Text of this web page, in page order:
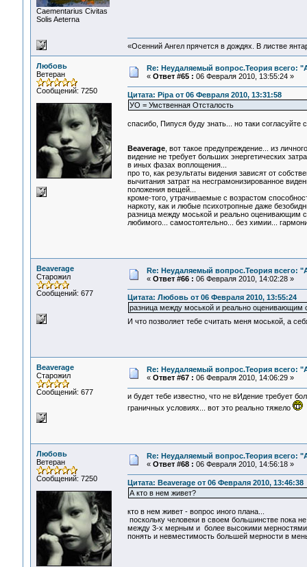
Сaementarius Civitas
Solis Aeterna
«Осенний Ангел прячется в дождях. В листве
Любовь
Ветеран
Сообщений: 7250
Re: Неудаляемый вопрос.Теория всего:
« Ответ #65 : 06 Февраля 2010, 13:55:24 »
Цитата: Pipa от 06 Февраля 2010, 13:31:58
УО = Умственная Отсталость
спасибо, Пипуся буду знать... но таки согласуйте
Beaverage, вот такое предупреждение... из
видение не требует больших энергетических
в иных фазах воплощения...
про то, как результаты видения зависят от
вычитания затрат на несграмонизированное
положения вещей...
кроме-того, утрачиваемые с возрастом
наркоту, как и любые психотропные даже
разница между моськой и реально оценивающим
любимого... самостоятельно... без химии...
Beaverage
Старожил
Сообщений: 677
Re: Неудаляемый вопрос.Теория всего:
« Ответ #66 : 06 Февраля 2010, 14:02:28 »
Цитата: Любовь от 06 Февраля 2010, 13:55:24
разница между моськой и реально оценивающим
И что позволяет тебе считать меня моськой, а
Beaverage
Старожил
Сообщений: 677
Re: Неудаляемый вопрос.Теория всего:
« Ответ #67 : 06 Февраля 2010, 14:06:29 »
и будет тебе известно, что не вИдение требует
граничных условиях... вот это реально тяжело
Любовь
Ветеран
Сообщений: 7250
Re: Неудаляемый вопрос.Теория всего:
« Ответ #68 : 06 Февраля 2010, 14:56:18 »
Цитата: Beaverage от 06 Февраля 2010, 13:46:38
А кто в нем живет?
кто в нем живет - вопрос иного плана...
поскольку человеки в своем большинстве пока
между 3-х мерным и более высокими мерностями
понять и невместимость большей мерности в